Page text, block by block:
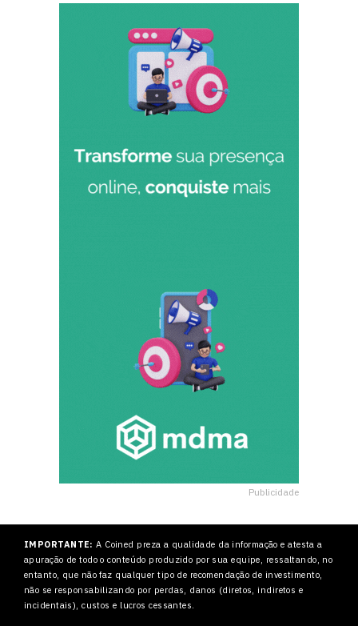
Publicidade
IMPORTANTE: A Coined preza a qualidade da informação e atesta a
apuração de todo o conteúdo produzido por sua equipe, ressaltando, no
entanto, que não faz qualquer tipo de recomendação de investimento,
não se responsabilizando por perdas, danos (diretos, indiretos e
incidentais), custos e lucros cessantes.